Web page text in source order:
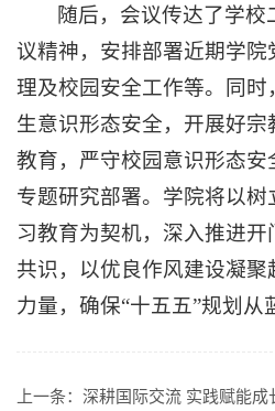
随后，会议传达了学
议精神，安排部署近期学院
理及校园安全工作等。同时
生意识形态安全，开展好
教育，严守校园意识形态
专题研究部署。学院将以
习教育为契机，深入推进
共识，以优良作风建设凝
力量，确保“十五五”规划从
上一条： 深耕国际交流 实践赋能